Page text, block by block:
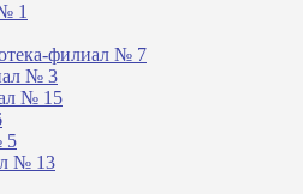
1
филиал № 7
№ 3
№ 15
5
№ 13